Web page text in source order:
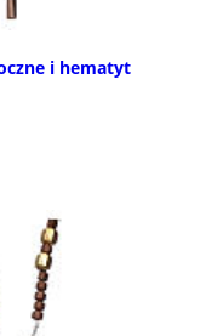
i hematyt